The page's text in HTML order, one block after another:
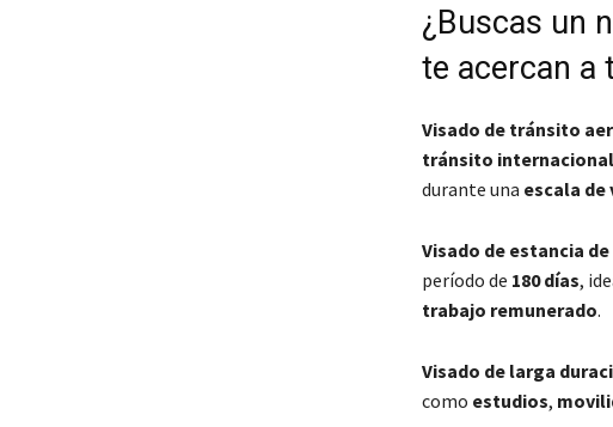
¿Buscas un
te acercan a
Visado de tránsito
tránsito internacional
durante una escala de
Visado de estancia
período de 180 días,
trabajo remunerado.
Visado de larga
como estudios,